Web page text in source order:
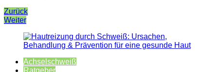
Beitragsnavigation
Zurück
Weiter
Achselschweiß
Ratgeber